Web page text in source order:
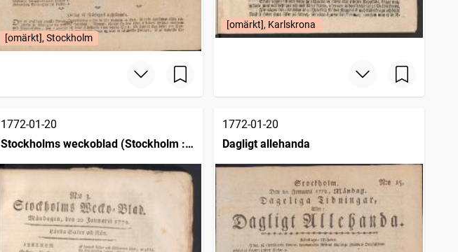
[omärkt], Stockholm
[omärkt], Karlskrona
1772-01-20
Stockholms weckoblad (Stockholm :
1745)
1772-01-20
Dagligt allehanda